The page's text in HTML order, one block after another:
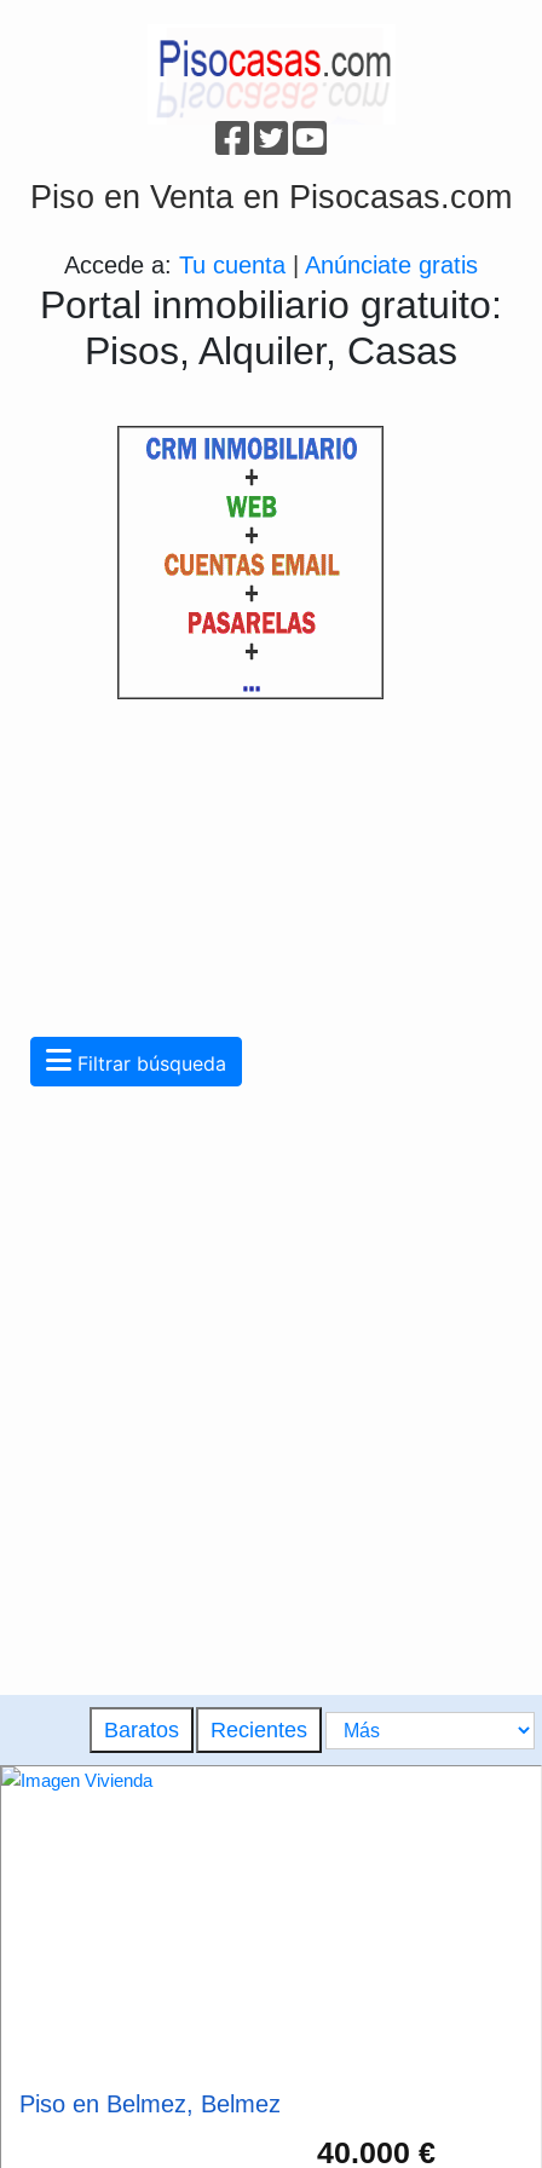
Piso en Venta en Pisocasas.com
Accede a: Tu cuenta Anúnciate gratis
Portal inmobiliario gratuito:
Pisos, Alquiler, Casas
Filtrar búsqueda
Baratos Recientes
Piso en Belmez, Belmez
40.000 €